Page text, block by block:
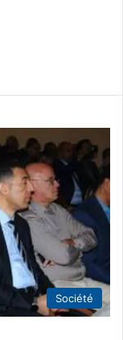
Société